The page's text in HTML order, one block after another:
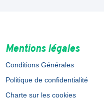
Mentions légales
Conditions Générales
Politique de confidentialité
Charte sur les cookies